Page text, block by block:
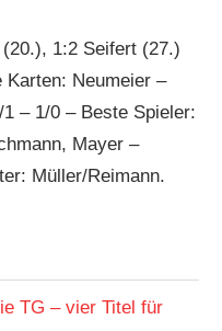
1:2 Seifert (27.)
Karten: Neumeier –
– 1/0 – Beste Spieler:
Mayer –
Müller/Reimann.
TG – vier Titel für